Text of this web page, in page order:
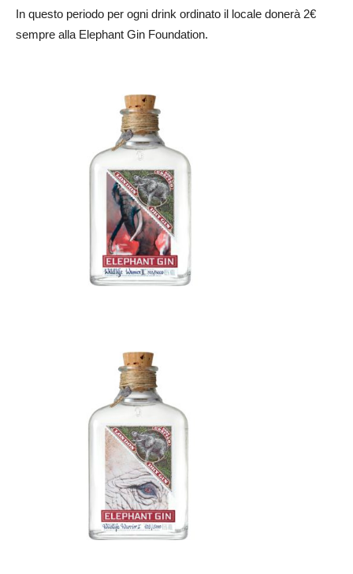
In questo periodo per ogni drink ordinato il locale donerà 2€
sempre alla Elephant Gin Foundation.